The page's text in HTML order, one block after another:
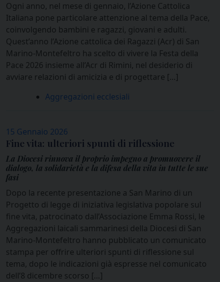
Ogni anno, nel mese di gennaio, l’Azione Cattolica
Italiana pone particolare attenzione al tema della Pace,
coinvolgendo bambini e ragazzi, giovani e adulti.
Quest’anno l’Azione cattolica dei Ragazzi (Acr) di San
Marino-Montefeltro ha scelto di vivere la Festa della
Pace 2026 insieme all’Acr di Rimini, nel desiderio di
avviare relazioni di amicizia e di progettare […]
Aggregazioni ecclesiali
15 Gennaio 2026
Fine vita: ulteriori spunti di riflessione
La Diocesi rinnova il proprio impegno a promuovere il
dialogo, la solidarietà e la difesa della vita in tutte le sue
fasi
Dopo la recente presentazione a San Marino di un
Progetto di legge di iniziativa legislativa popolare sul
fine vita, patrocinato dall’Associazione Emma Rossi, le
Aggregazioni laicali sammarinesi della Diocesi di San
Marino-Montefeltro hanno pubblicato un comunicato
stampa per offrire ulteriori spunti di riflessione sul
tema, dopo le indicazioni già espresse nel comunicato
dell’8 dicembre scorso […]